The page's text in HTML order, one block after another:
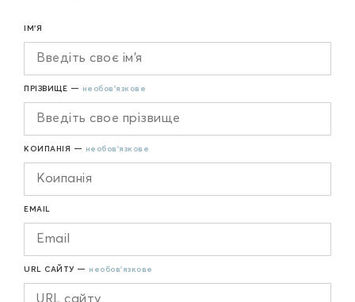
ІМ'Я
ПРІЗВИЩЕ — необов'язкове
КОИПАНІЯ — необов'язкове
EMAIL
URL САЙТУ — необов'язкове